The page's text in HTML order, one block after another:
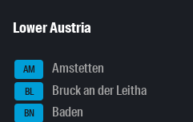
Lower Austria
AM Amstetten
BL Bruck an der Leitha
BN Baden